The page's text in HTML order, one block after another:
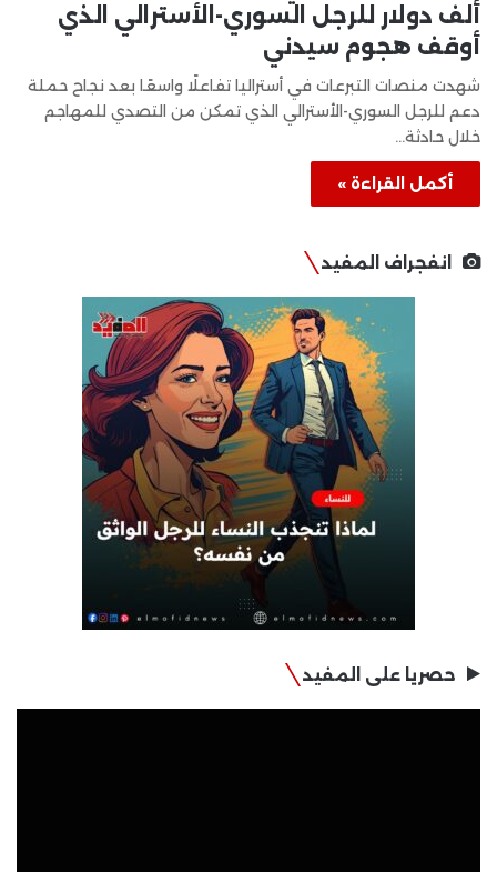
ألف دولار للرجل السوري-الأسترالي الذي
أوقف هجوم سيدني
شهدت منصات التبرعات في أستراليا تفاعلًا واسعًا بعد نجاح حملة
دعم للرجل السوري-الأسترالي الذي تمكن من التصدي للمهاجم
خلال حادثة…
أكمل القراءة »
انفجراف المفيد
حصريا على المفيد